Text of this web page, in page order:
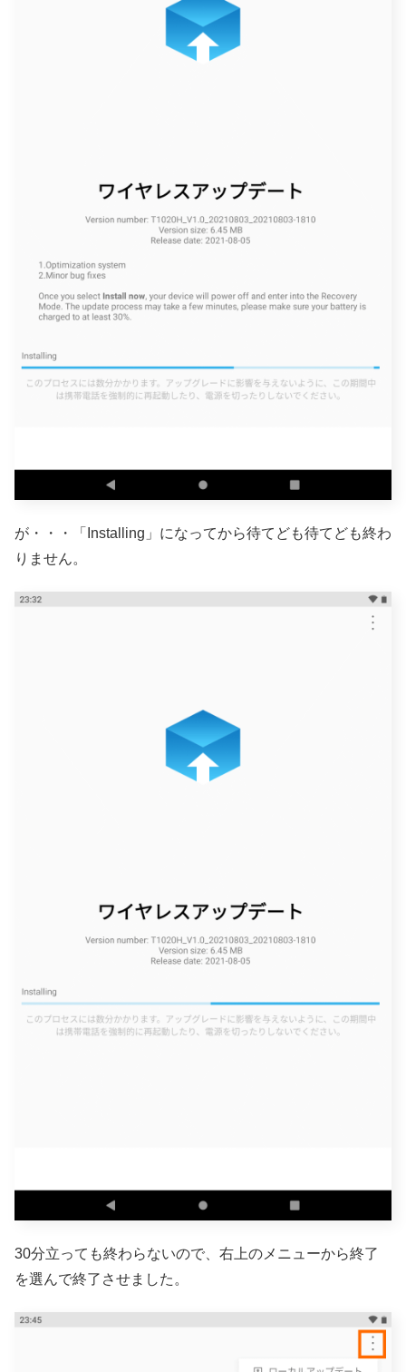
が・・・「Installing」になってから待てども待てども終わ
りません。
30分立っても終わらないので、右上のメニューから終了
を選んで終了させました。